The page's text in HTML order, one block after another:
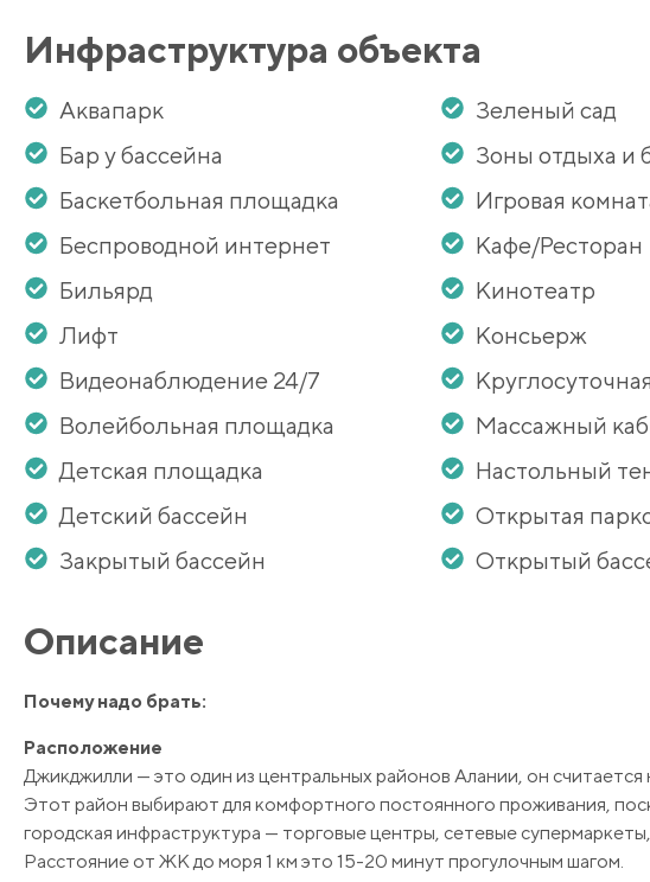
Инфраструктура объекта
Аквапарк
Бар у бассейна
Баскетбольная площадка
Беспроводной интернет
Бильярд
Лифт
Видеонаблюдение 24/7
Волейбольная площадка
Детская площадка
Детский бассейн
Закрытый бассейн
Зеленый сад
Зоны отдыха и
Игровая
Кафе/Ресторан
Кинотеатр
Консьерж
Массажный
Настольный
Открытая
Открытый
Описание
Почему надо брать:
Расположение
Джикджилли — это один из центральных районов Алании, он считается
Этот район выбирают для комфортного постоянного проживания,
городская инфраструктура — торговые центры, сетевые
Расстояние от ЖК до моря 1 км это 15-20 минут прогулочным шагом.